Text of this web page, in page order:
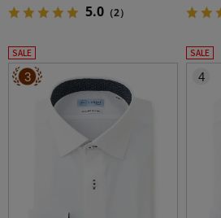
5.0 （2）
SALE
3
SALE
4